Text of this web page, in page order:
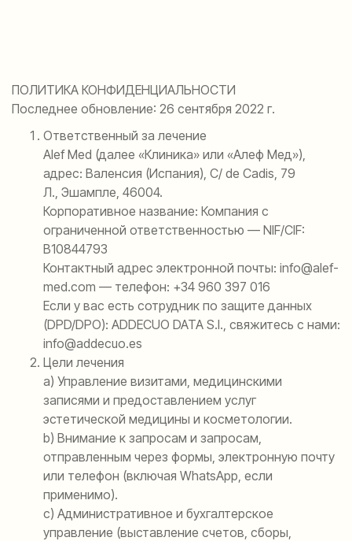
ПОЛИТИКА КОНФИДЕНЦИАЛЬНОСТИ
Последнее обновление: 26 сентября 2022 г.
Ответственный за лечение
Alef Med (далее «Клиника» или «Алеф Мед»),
адрес: Валенсия (Испания), C/ de Cadis, 79
Л., Эшампле, 46004.
Корпоративное название: Компания с
ограниченной ответственностью — NIF/CIF:
B10844793
Контактный адрес электронной почты: info@alef-
med.com — телефон: +34 960 397 016
Если у вас есть сотрудник по защите данных
(DPD/DPO): ADDECUO DATA S.I., свяжитесь с нами:
info@addecuo.es
Цели лечения
а) Управление визитами, медицинскими
записями и предоставлением услуг
эстетической медицины и косметологии.
b) Внимание к запросам и запросам,
отправленным через формы, электронную почту
или телефон (включая WhatsApp, если
применимо).
c) Административное и бухгалтерское
управление (выставление счетов, сборы,